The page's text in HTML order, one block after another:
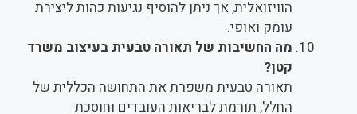
הוויזואלית, אך ניתן להוסיף נגיעות כהות ליצירת
עומק ואופי.
מה החשיבות של תאורה טבעית בעיצוב משרד
קטן?
תאורה טבעית משפרת את התחושה הכללית של
החלל, תורמת לבריאות העובדים וחוסכת